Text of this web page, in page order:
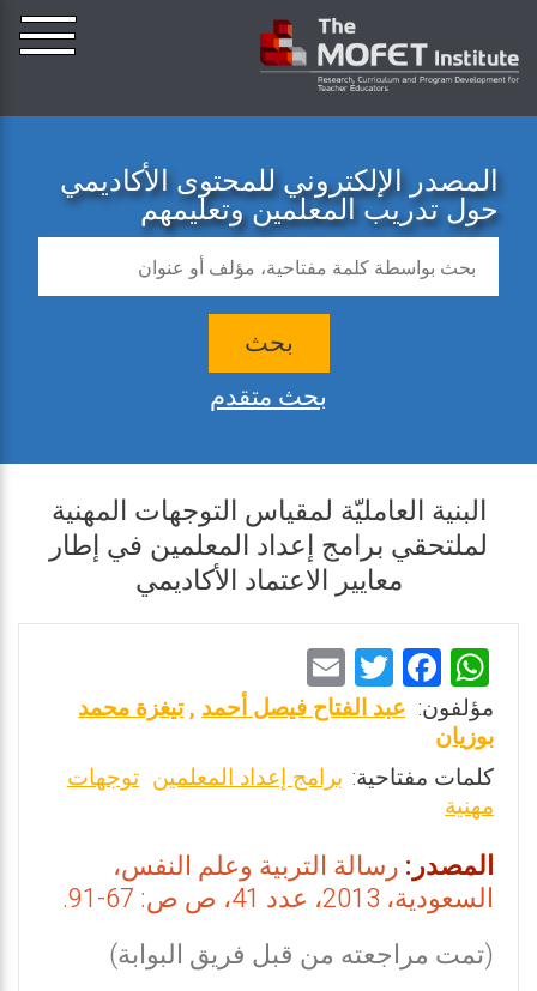
المصدر الإلكتروني للمحتوى الأكاديمي
حول تدريب المعلمين وتعليمهم
بحث
بحث متقدم
البنية العامليّة لمقياس التوجهات المهنية
لملتحقي برامج إعداد المعلمين في إطار
معايير الاعتماد الأكاديمي
W
h
at
s
A
p
p
F
a
b
o
k
T
wi
er
m
l
مؤلفون: عبد الفتاح فيصل أحمد,تيغزة محمد
بوزيان
كلمات مفتاحية: برامج إعداد المعلمين توجهات
مهنية
المصدر: رسالة التربية وعلم النفس،
السعودية، 2013، عدد 41، ص ص: 67-91.
(تمت مراجعته من قبل فريق البوابة)